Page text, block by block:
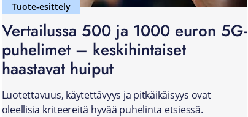
Tuote-esittely
Vertailussa 500 ja 1000 euron 5G-
puhelimet – keskihintaiset
haastavat huiput
Luotettavuus, käytettävyys ja pitkäikäisyys ovat
oleellisia kriteereitä hyvää puhelinta etsiessä.